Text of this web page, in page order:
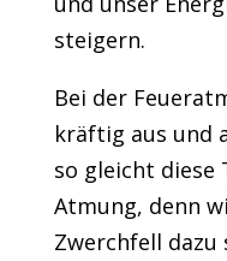
steigern.
Bei der
kräftig aus und
so gleicht diese
Atmung, denn
Zwerchfell dazu